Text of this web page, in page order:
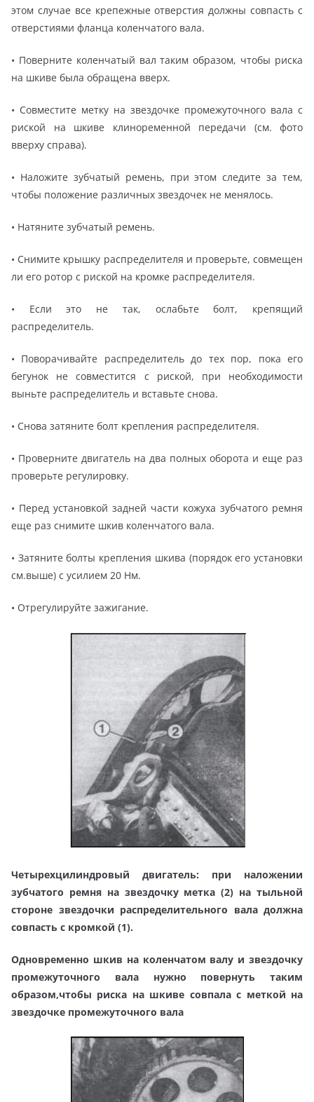
этом случае все крепежные отверстия должны совпасть с
отверстиями фланца коленчатого вала.
• Поверните коленчатый вал таким образом, чтобы риска
на шкиве была обращена вверх.
• Совместите метку на звездочке промежуточного вала с
риской на шкиве клиноременной передачи (см. фото
вверху справа).
• Наложите зубчатый ремень, при этом следите за тем,
чтобы положение различных звездочек не менялось.
• Натяните зубчатый ремень.
• Снимите крышку распределителя и проверьте, совмещен
ли его ротор с риской на кромке распределителя.
• Если это не так, ослабьте болт, крепящий
распределитель.
• Поворачивайте распределитель до тех пор, пока его
бегунок не совместится с риской, при необходимости
выньте распределитель и вставьте снова.
• Снова затяните болт крепления распределителя.
• Проверните двигатель на два полных оборота и еще раз
проверьте регулировку.
• Перед установкой задней части кожуха зубчатого ремня
еще раз снимите шкив коленчатого вала.
• Затяните болты крепления шкива (порядок его установки
см.выше) с усилием 20 Нм.
• Отрегулируйте зажигание.
Четырехцилиндровый двигатель: при наложении
зубчатого ремня на звездочку метка (2) на тыльной
стороне звездочки распределительного вала должна
совпасть с кромкой (1).
Одновременно шкив на коленчатом валу и звездочку
промежуточного вала нужно повернуть таким
образом,чтобы риска на шкиве совпала с меткой на
звездочке промежуточного вала